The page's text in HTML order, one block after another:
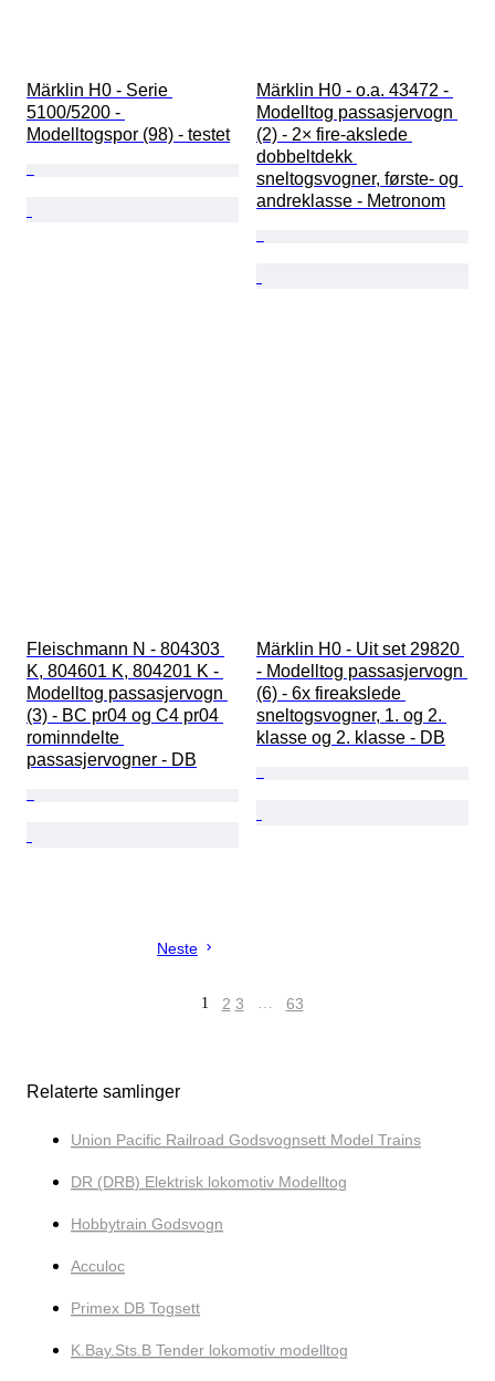
Märklin H0 - Serie
5100/5200 -
Modelltogspor (98) - testet
Märklin H0 - o.a. 43472 -
Modelltog passasjervogn
(2) - 2× fire-akslede
dobbeltdekk
sneltogsvogner, første- og
andreklasse - Metronom
Fleischmann N - 804303
K, 804601 K, 804201 K -
Modelltog passasjervogn
(3) - BC pr04 og C4 pr04
rominndelte
passasjervogner - DB
Märklin H0 - Uit set 29820
- Modelltog passasjervogn
(6) - 6x fireakslede
sneltogsvogner, 1. og 2.
klasse og 2. klasse - DB
Neste
1 2 3 … 63
Relaterte samlinger
Union Pacific Railroad Godsvognsett Model Trains
DR (DRB) Elektrisk lokomotiv Modelltog
Hobbytrain Godsvogn
Acculoc
Primex DB Togsett
K.Bay.Sts.B Tender lokomotiv modelltog